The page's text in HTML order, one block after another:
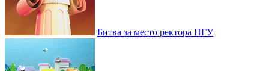
Битва за место ректора НГУ